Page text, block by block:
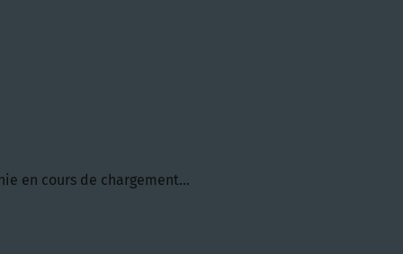
en cours de chargement...